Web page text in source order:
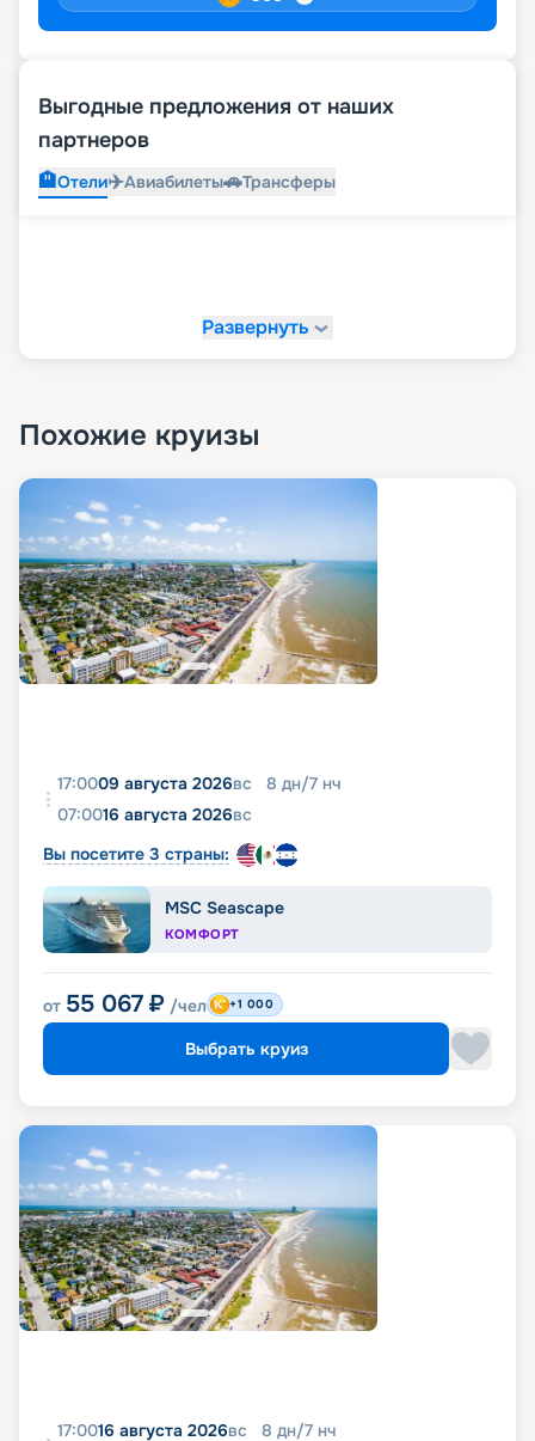
Выгодные предложения от наших
партнеров
🏨Отели✈️Авиабилеты🚗Трансферы
Развернуть
Похожие круизы
17:0009 августа 2026вс 8 дн/7 нч
07:0016 августа 2026вс
Вы посетите 3 страны:
MSC Seascape
КОМФОРТ
от 55 067 ₽ /чел +1 000
Выбрать круиз
17:0016 августа 2026вс 8 дн/7 нч